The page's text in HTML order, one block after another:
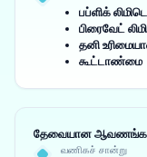
பப்ளிக்
பிரைவேட்
தனி
கூட்டாண்மை
தேவையான
வணிகச் சான்று